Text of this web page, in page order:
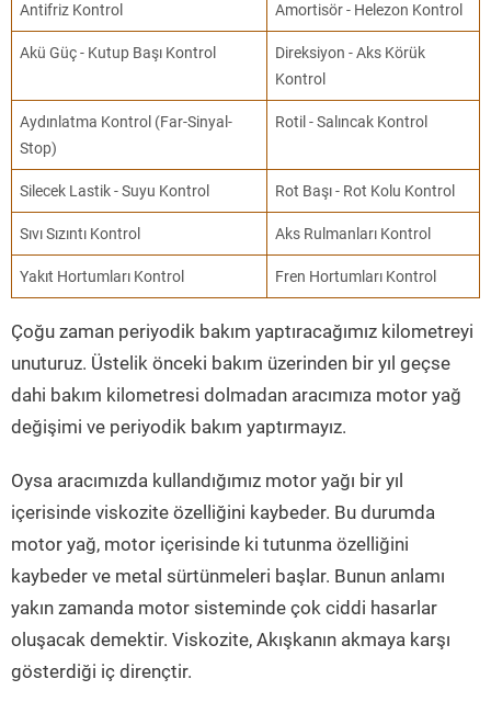
Antifriz Kontrol Amortisör - Helezon Kontrol
Akü Güç - Kutup Başı Kontrol
Direksiyon - Aks Körük
Kontrol
Aydınlatma Kontrol (Far-Sinyal-
Stop)
Rotil - Salıncak Kontrol
Silecek Lastik - Suyu Kontrol Rot Başı - Rot Kolu Kontrol
Sıvı Sızıntı Kontrol Aks Rulmanları Kontrol
Yakıt Hortumları Kontrol Fren Hortumları Kontrol
Çoğu zaman periyodik bakım yaptıracağımız kilometreyi
unuturuz. Üstelik önceki bakım üzerinden bir yıl geçse
dahi bakım kilometresi dolmadan aracımıza motor yağ
değişimi ve periyodik bakım yaptırmayız.
Oysa aracımızda kullandığımız motor yağı bir yıl
içerisinde viskozite özelliğini kaybeder. Bu durumda
motor yağ, motor içerisinde ki tutunma özelliğini
kaybeder ve metal sürtünmeleri başlar. Bunun anlamı
yakın zamanda motor sisteminde çok ciddi hasarlar
oluşacak demektir. Viskozite, Akışkanın akmaya karşı
gösterdiği iç dirençtir.